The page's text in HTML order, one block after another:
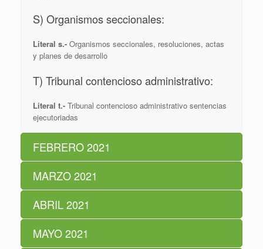
S) Organismos seccionales:
Literal s.- Organismos seccionales, resoluciones, actas
y planes de desarrollo
T) Tribunal contencioso administrativo:
Literal t.- Tribunal contencioso administrativo sentencias
ejecutoriadas
FEBRERO 2021
MARZO 2021
ABRIL 2021
MAYO 2021